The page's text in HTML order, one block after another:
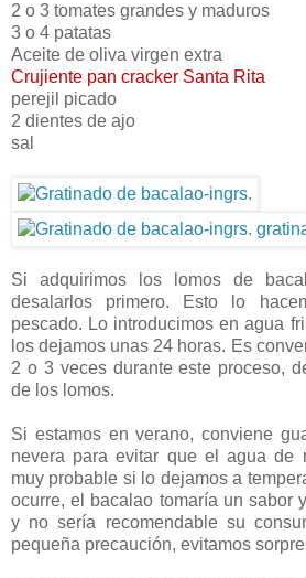
2 o 3 tomates grandes y maduros
3 o 4 patatas
Aceite de oliva virgen extra
Crujiente pan cracker Santa Rita
perejil picado
2 dientes de ajo
sal
Si adquirimos los lomos de
desalarlos primero. Esto lo
pescado. Lo introducimos en agua
los dejamos unas 24 horas. Es
2 o 3 veces durante este proceso,
de los lomos.
Si estamos en verano, conviene
nevera para evitar que el agua de
muy probable si lo dejamos a
ocurre, el bacalao tomaría un sabor
y no sería recomendable su
pequeña precaución, evitamos